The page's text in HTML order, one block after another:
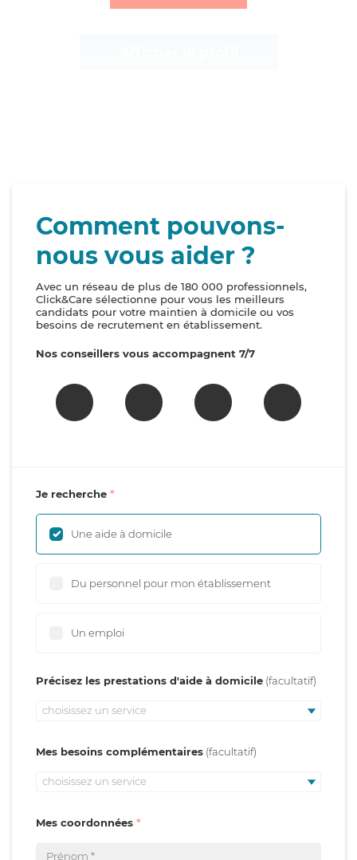
Comment pouvons-
nous vous aider ?
Avec un réseau de plus de 180 000 professionnels,
Click&Care sélectionne pour vous les meilleurs
candidats pour votre maintien à domicile ou vos
besoins de recrutement en établissement.
Nos conseillers vous accompagnent 7/7
Je recherche
Une aide à domicile
Du personnel pour mon établissement
Un emploi
Précisez les prestations d'aide à domicile
choisissez un service
Mes besoins complémentaires
choisissez un service
Mes coordonnées